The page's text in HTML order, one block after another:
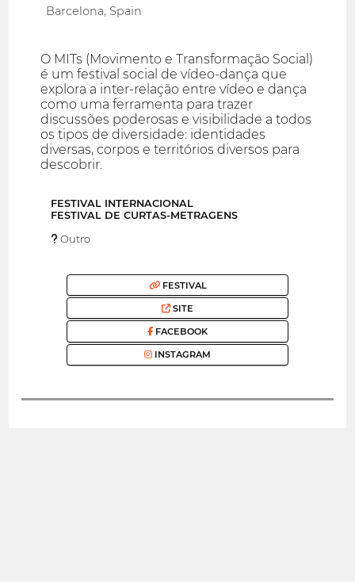
Barcelona, Spain
O MITs (Movimento e Transformação Social)
é um festival social de vídeo-dança que
explora a inter-relação entre vídeo e dança
como uma ferramenta para trazer
discussões poderosas e visibilidade a todos
os tipos de diversidade: identidades
diversas, corpos e territórios diversos para
descobrir.
FESTIVAL INTERNACIONAL
FESTIVAL DE CURTAS-METRAGENS
Outro
FESTIVAL
SITE
FACEBOOK
INSTAGRAM